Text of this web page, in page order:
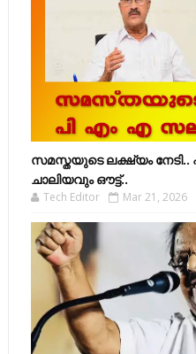
സമസ്തയുടെ ലക്ഷ്യം
ചാലിയവും ഔട്ട്..
Tech Editor Mar 21, 2026